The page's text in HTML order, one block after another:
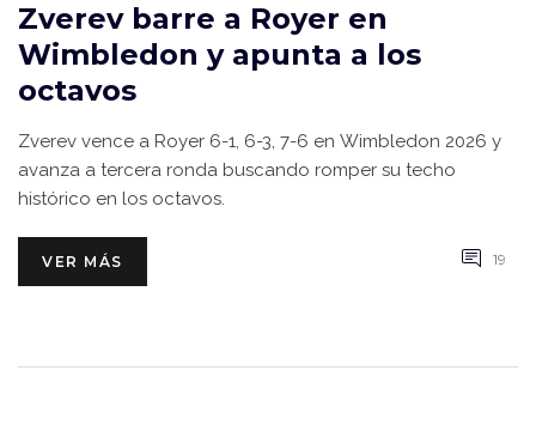
Zverev barre a Royer en
Wimbledon y apunta a los
octavos
Zverev vence a Royer 6-1, 6-3, 7-6 en Wimbledon 2026 y
avanza a tercera ronda buscando romper su techo
histórico en los octavos.
VER MÁS 19